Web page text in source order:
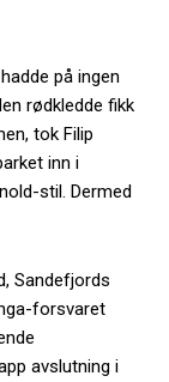
på ingen
rødkledde fikk
tok Filip
inn i
stil. Dermed
Sandefjords
forsvaret
avslutning i